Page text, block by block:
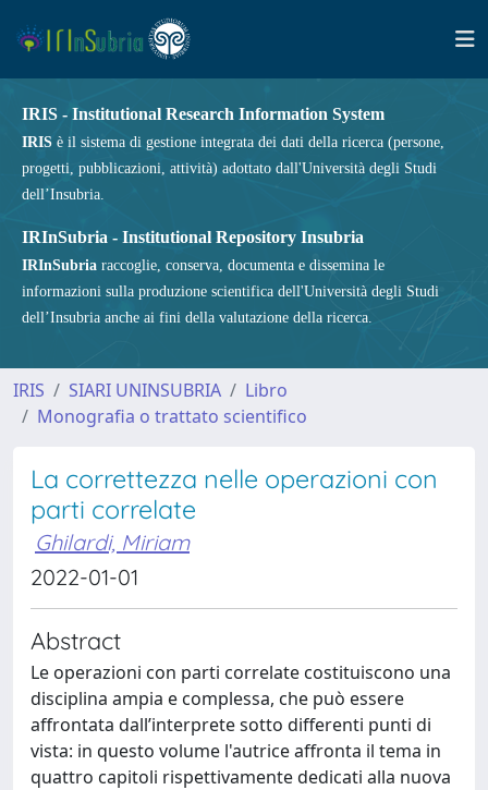
IRIS - Institutional Research Information System
IRIS è il sistema di gestione integrata dei dati della ricerca (persone,
progetti, pubblicazioni, attività) adottato dall'Università degli Studi
dell’Insubria.
IRInSubria - Institutional Repository Insubria
IRInSubria raccoglie, conserva, documenta e dissemina le
informazioni sulla produzione scientifica dell'Università degli Studi
dell’Insubria anche ai fini della valutazione della ricerca.
IRIS SIARI UNINSUBRIA
Libro
Monografia o trattato scientifico
La correttezza nelle operazioni con
parti correlate
Ghilardi, Miriam
2022-01-01
Abstract
Le operazioni con parti correlate costituiscono una
disciplina ampia e complessa, che può essere
affrontata dall’interprete sotto differenti punti di
vista: in questo volume l'autrice affronta il tema in
quattro capitoli rispettivamente dedicati alla nuova